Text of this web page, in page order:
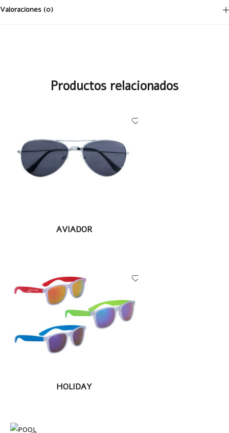
Valoraciones (0)
Tu dirección de correo electrónico no será publicada. Los campos
2 of
3 of
5
stars
4 of
5
stars
5 of
5
stars
Productos relacionados
LEER MÁS
AVIADOR
LEER MÁS
HOLIDAY